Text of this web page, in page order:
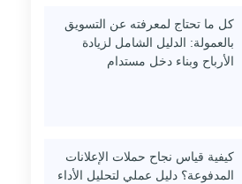
كل ما تحتاج لمعرفته عن التسويق
بالعمولة: الدليل الشامل لزيادة
الأرباح وبناء دخل مستدام
كيفية قياس نجاح حملات الإعلانات
المدفوعة؟ دليل عملي لتحليل الأداء